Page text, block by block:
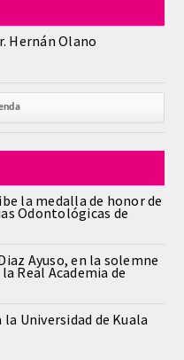
LA
Hernán Olano
la medalla de honor de
Odontológicas de
Ayuso, en la solemne
Real Academia de
Universidad de Kuala